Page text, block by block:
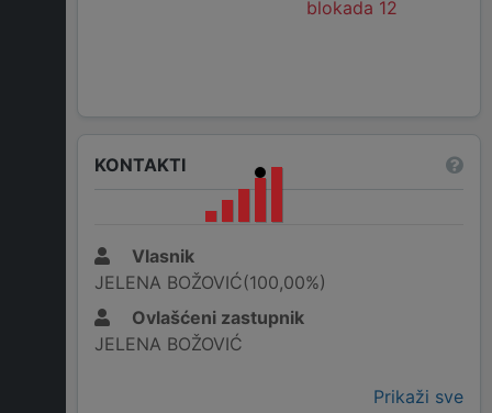
blokada 12
KONTAKTI
Vlasnik
JELENA BOŽOVIĆ(100,00%)
Ovlašćeni zastupnik
JELENA BOŽOVIĆ
Prikaži sve